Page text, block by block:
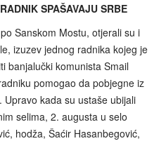
SPAŠAVAJU SRBE
Sanskom Mostu, otjerali su i
izuzev jednog radnika kojeg je
banjalučki komunista Smail
pomogao da pobjegne iz
kada su ustaše ubijali
selima, 2. augusta u selo
hodža, Šaćir Hasanbegović,